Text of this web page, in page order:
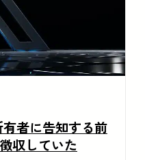
者に告知する前
収していた